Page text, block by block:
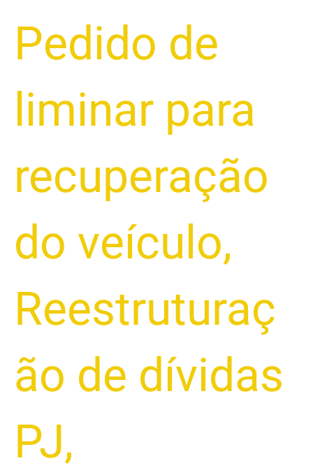
Pedido de
liminar para
recuperação
do veículo,
Reestruturaç
ão de dívidas
PJ,